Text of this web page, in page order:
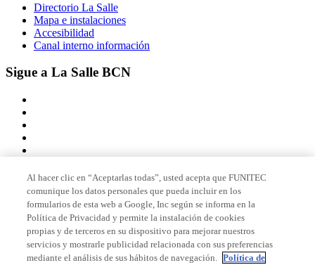
Directorio La Salle
Mapa e instalaciones
Accesibilidad
Canal interno información
Sigue a La Salle BCN
Miembro de
Acreditaciones
Al hacer clic en “Aceptarlas todas”, usted acepta que FUNITEC
comunique los datos personales que pueda incluir en los
formularios de esta web a Google, Inc según se informa en la
Política de Privacidad y permite la instalación de cookies
propias y de terceros en su dispositivo para mejorar nuestros
servicios y mostrarle publicidad relacionada con sus preferencias
mediante el análisis de sus hábitos de navegación. Política de